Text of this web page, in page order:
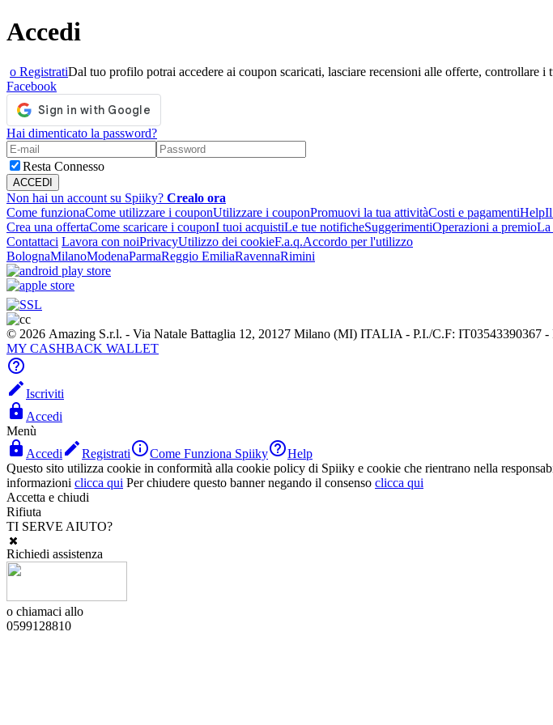
Accedi
o RegistratiDal tuo profilo potrai accedere ai coupon scaricati, lasciare recensioni alle offerte, controllare i
Facebook
Hai dimenticato la password?
Resta Connesso
Non hai un account su Spiiky? Crealo ora
Come funzionaCome utilizzare i couponUtilizzare i couponPromuovi la tua attivitàCosti e pagamentiHelpIl
Crea una offertaCome scaricare i couponI tuoi acquistiLe tue notificheSuggerimentiOperazioni a premioLa
Contattaci Lavora con noiPrivacyUtilizzo dei cookieF.a.q.Accordo per l'utilizzo
BolognaMilanoModenaParmaReggio EmiliaRavennaRimini
© 2026 Amazing S.r.l. - Via Natale Battaglia 12, 20127 Milano (MI) ITALIA - P.I./C.F: IT03543390367
MY CASHBACK WALLET

Iscriviti
 Accedi
Menù
 Accedi RegistratiCome Funziona SpiikyHelp
Questo sito utilizza cookie in conformità alla cookie policy di Spiiky e cookie che rientrano nella
informazioni clicca qui Per chiudere questo banner negando il consenso clicca qui
Accetta e chiudi
Rifiuta
TI SERVE AIUTO?
Richiedi assistenza
o chiamaci allo
0599128810